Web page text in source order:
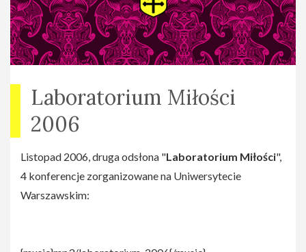
Laboratorium Miłości
2006
Listopad 2006, druga odsłona "Laboratorium Miłości",
4 konferencje zorganizowane na Uniwersytecie
Warszawskim: